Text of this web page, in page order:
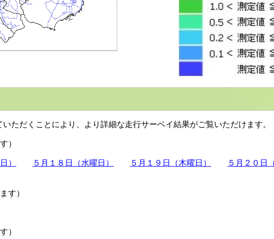
いただくことにより、より詳細な走行サーベイ結果がご覧いただけます。
）
） ５月１８日（水曜日） ５月１９日（木曜日） ５月２０日
す）
）